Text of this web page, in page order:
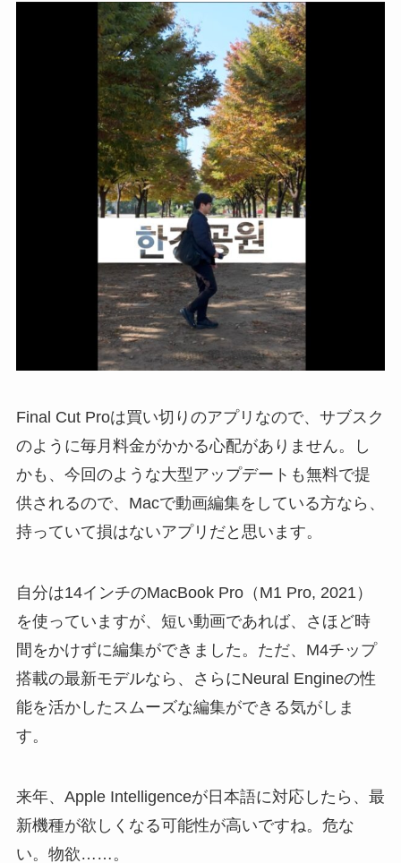
Final Cut Proは買い切りのアプリなので、サブスク
のように毎月料金がかかる心配がありません。し
かも、今回のような大型アップデートも無料で提
供されるので、Macで動画編集をしている方なら、
持っていて損はないアプリだと思います。
自分は14インチのMacBook Pro（M1 Pro, 2021）
を使っていますが、短い動画であれば、さほど時
間をかけずに編集ができました。ただ、M4チップ
搭載の最新モデルなら、さらにNeural Engineの性
能を活かしたスムーズな編集ができる気がしま
す。
来年、Apple Intelligenceが日本語に対応したら、最
新機種が欲しくなる可能性が高いですね。危な
い。物欲……。